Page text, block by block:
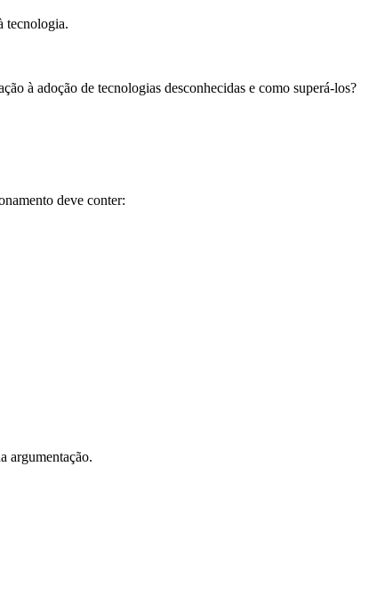
tecnologia.
à adoção de tecnologias desconhecidas e como superá-los?
deve conter:
argumentação.